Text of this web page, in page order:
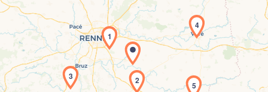
Chargement de la carte en cours...
1
2
3
4
5